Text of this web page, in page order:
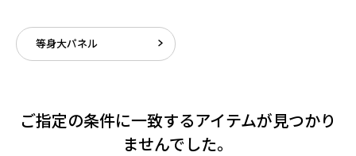
等身大パネル
ご指定の条件に一致するアイテムが見つかり
ませんでした。